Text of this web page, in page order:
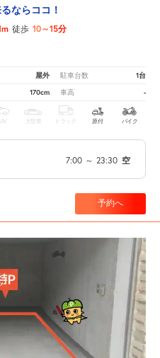
ならココ！
徒歩 10～15分
屋外 駐車台数 1台
170cm 車高 -
大型車 トラック 原付 バイク
7:00 ～ 23:30 空
予約へ